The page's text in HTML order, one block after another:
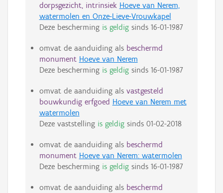
dorpsgezicht, intrinsiek Hoeve van Nerem,
watermolen en Onze-Lieve-Vrouwkapel
Deze bescherming is geldigsinds 16-01-1987
omvat de aanduiding als beschermd
monument Hoeve van Nerem
Deze bescherming is geldigsinds 16-01-1987
omvat de aanduiding als vastgesteld
bouwkundig erfgoed Hoeve van Nerem met
watermolen
Deze vaststelling is geldigsinds 01-02-2018
omvat de aanduiding als beschermd
monument Hoeve van Nerem: watermolen
Deze bescherming is geldigsinds 16-01-1987
omvat de aanduiding als beschermd